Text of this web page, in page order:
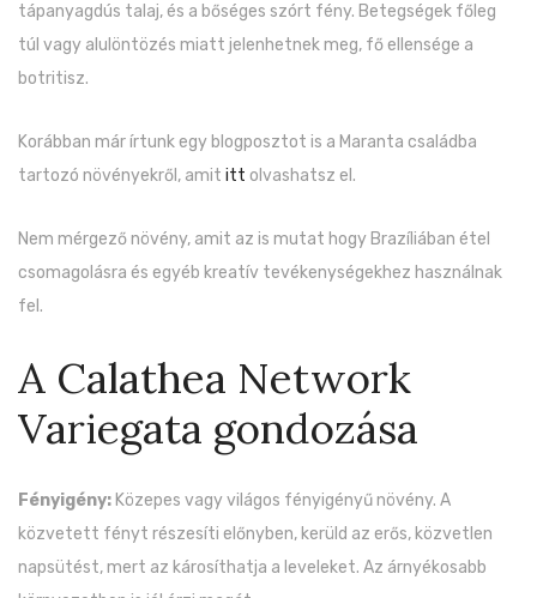
tápanyagdús talaj, és a bőséges szórt fény. Betegségek főleg
túl vagy alulöntözés miatt jelenhetnek meg, fő ellensége a
botritisz.
Korábban már írtunk egy blogposztot is a Maranta családba
tartozó növényekről, amit itt olvashatsz el.
Nem mérgező növény, amit az is mutat hogy Brazíliában étel
csomagolásra és egyéb kreatív tevékenységekhez használnak
fel.
A Calathea Network
Variegata gondozása
Fényigény: Közepes vagy világos fényigényű növény. A
közvetett fényt részesíti előnyben, kerüld az erős, közvetlen
napsütést, mert az károsíthatja a leveleket. Az árnyékosabb